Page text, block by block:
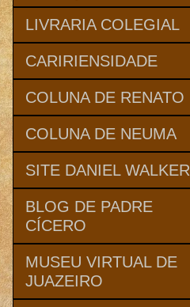
LIVRARIA COLEGIAL
CARIRIENSIDADE
COLUNA DE RENATO
COLUNA DE NEUMA
SITE DANIEL WALKER
BLOG DE PADRE
CÍCERO
MUSEU VIRTUAL DE
JUAZEIRO